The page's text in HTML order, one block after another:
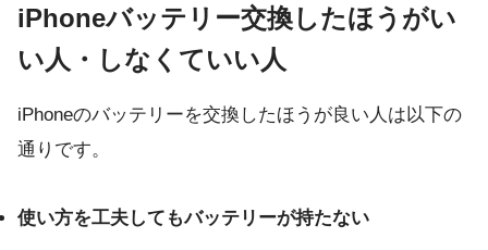
iPhoneバッテリー交換したほうがい
い人・しなくていい人
iPhoneのバッテリーを交換したほうが良い人は以下の
通りです。
使い方を工夫してもバッテリーが持たない